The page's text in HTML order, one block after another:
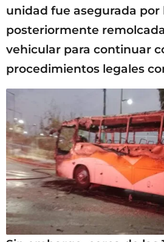
unidad fue asegurada por
posteriormente
vehicular para continuar
procedimientos legales